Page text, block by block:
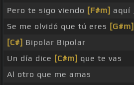
Pero te sigo viendo [F#m] aquí _
Se me olvidó que tú eres [G#m]
[C#] Bipolar Bipolar
Un día dice [C#m] que te vas
Al otro que me amas